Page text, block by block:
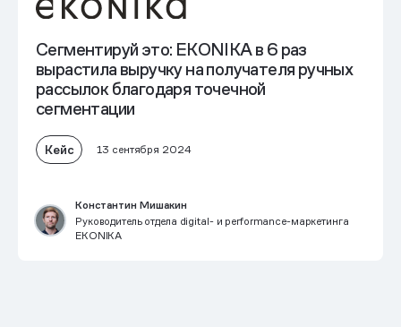
Сегментируй это: EKONIKAв 6 раз
вырастила выручку на получателя ручных
рассылок благодаря точечной
сегментации
Кейс 13 сентября 2024
Константин Мишакин
Руководитель отдела digital- и performance-маркетинга
EKONIKA